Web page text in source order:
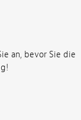
an, bevor Sie die